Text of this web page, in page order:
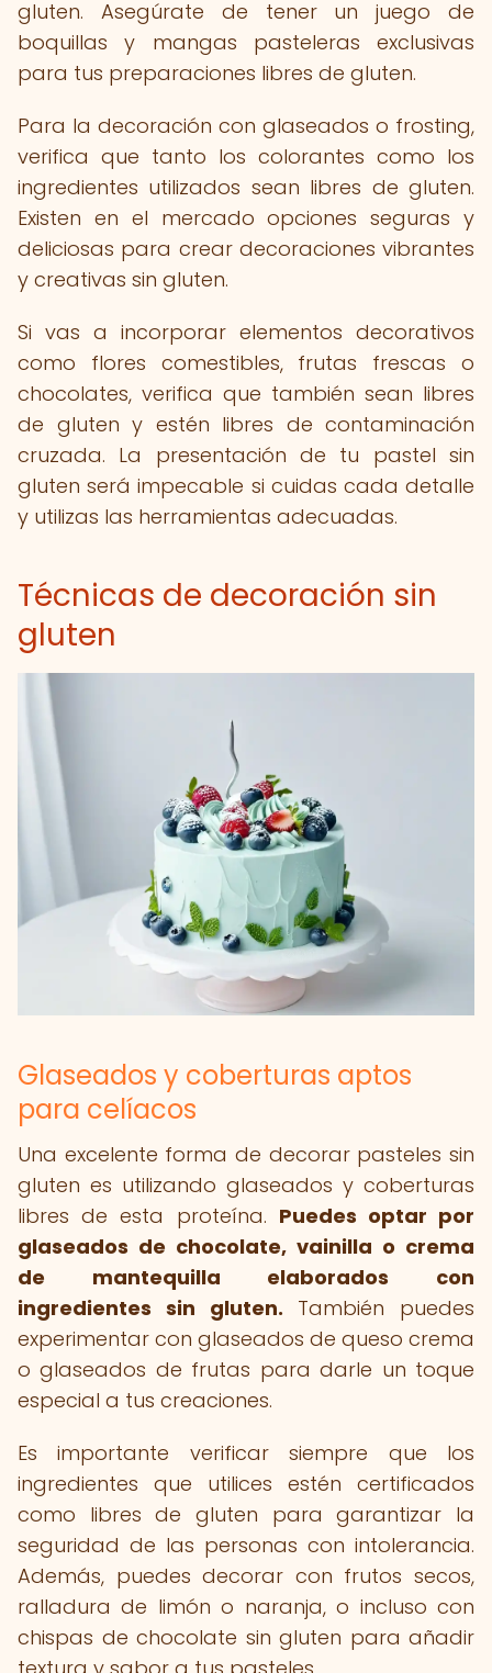
gluten. Asegúrate de tener un juego de
boquillas y mangas pasteleras exclusivas
para tus preparaciones libres de gluten.
Para la decoración con glaseados o frosting,
verifica que tanto los colorantes como los
ingredientes utilizados sean libres de gluten.
Existen en el mercado opciones seguras y
deliciosas para crear decoraciones vibrantes
y creativas sin gluten.
Si vas a incorporar elementos decorativos
como flores comestibles, frutas frescas o
chocolates, verifica que también sean libres
de gluten y estén libres de contaminación
cruzada. La presentación de tu pastel sin
gluten será impecable si cuidas cada detalle
y utilizas las herramientas adecuadas.
Técnicas de decoración sin
gluten
Glaseados y coberturas aptos
para celíacos
Una excelente forma de decorar pasteles sin
gluten es utilizando glaseados y coberturas
libres de esta proteína. Puedes optar por
glaseados de chocolate, vainilla o crema
de mantequilla elaborados con
ingredientes sin gluten. También puedes
experimentar con glaseados de queso crema
o glaseados de frutas para darle un toque
especial a tus creaciones.
Es importante verificar siempre que los
ingredientes que utilices estén certificados
como libres de gluten para garantizar la
seguridad de las personas con intolerancia.
Además, puedes decorar con frutos secos,
ralladura de limón o naranja, o incluso con
chispas de chocolate sin gluten para añadir